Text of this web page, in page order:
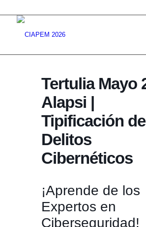
Tertulia Mayo
Alapsi |
Tipificación de
Delitos
Cibernéticos
¡Aprende de los
Expertos en
Ciberseguridad!